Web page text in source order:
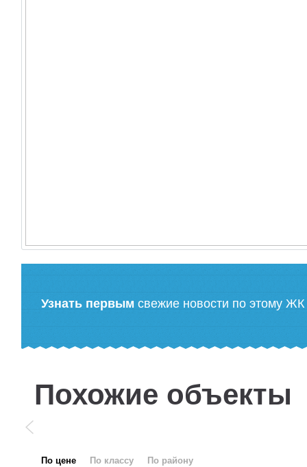
Узнать первым свежие новости по этому ЖК
Похожие объекты
по цене по классу по району